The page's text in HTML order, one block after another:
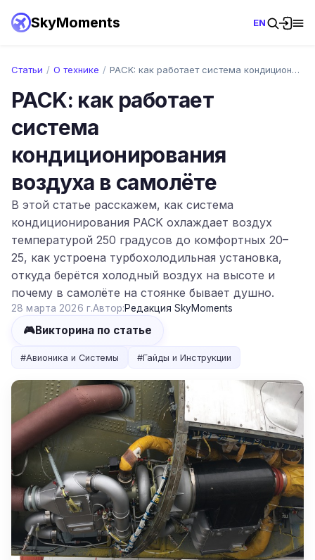
SkyMoments EN
Статьи / О технике / PACK: как работает система кондициониров…
PACK: как работает
система
кондиционирования
воздуха в самолёте
В этой статье расскажем, как система
кондиционирования PACK охлаждает воздух
температурой 250 градусов до комфортных 20–
25, как устроена турбохолодильная установка,
откуда берётся холодный воздух на высоте и
почему в самолёте на стоянке бывает душно.
28 марта 2026 г.Автор:Редакция SkyMoments
🎮Викторина по статье
#Авионика и Системы #Гайды и Инструкции